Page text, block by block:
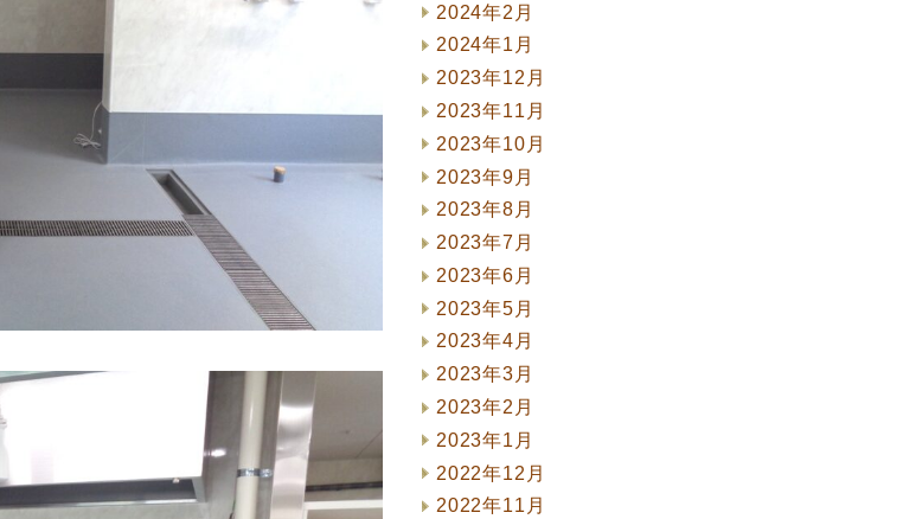
2024年2月
2024年1月
2023年12月
2023年11月
2023年10月
2023年9月
2023年8月
2023年7月
2023年6月
2023年5月
2023年4月
2023年3月
2023年2月
2023年1月
2022年12月
2022年11月